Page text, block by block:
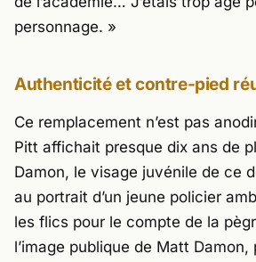
personnage. »
Authenticité et contre-pied
Ce remplacement n’est pas
Pitt affichait presque dix ans de
Damon, le visage juvénile de ce
au portrait d’un jeune policier
les flics pour le compte de la
l’image publique de Matt Damon,